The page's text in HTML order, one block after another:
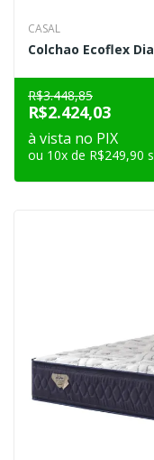
CASAL
Colchao Ecoflex
R$3.448,85
R$2.424,03
à vista no PIX
ou 10x de R$249,90